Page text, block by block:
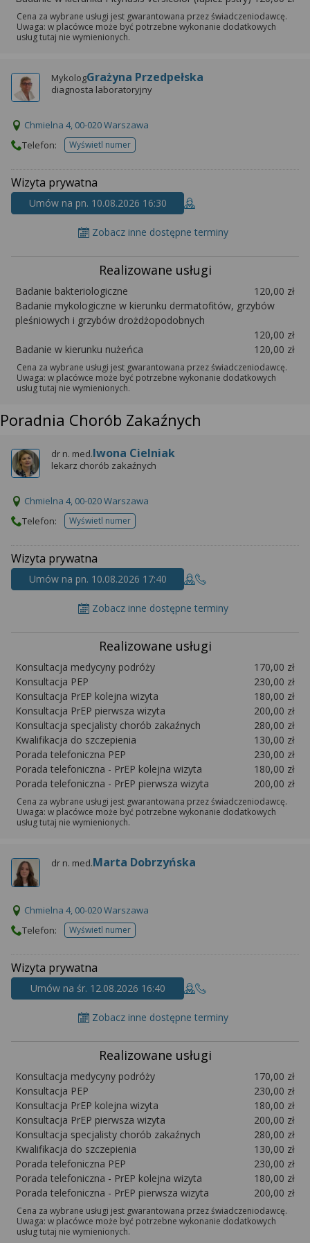
Cena za wybrane usługi jest gwarantowana przez świadczeniodawcę.
Uwaga: w placówce może być potrzebne wykonanie dodatkowych
usług tutaj nie wymienionych.
MykologGrażyna Przedpełska
diagnosta laboratoryjny
Chmielna 4, 00-020 Warszawa
Telefon:
Wyświetl numertelefonu do placowki
Wizyta prywatna
Umów na pn. 10.08.2026 16:30
Zobacz inne dostępne terminy
Realizowane usługi
Badanie bakteriologiczne
120,00 zł
Badanie mykologiczne w kierunku dermatofitów, grzybów
pleśniowych i grzybów drożdżopodobnych
120,00 zł
Badanie w kierunku nużeńca
120,00 zł
Cena za wybrane usługi jest gwarantowana przez świadczeniodawcę.
Uwaga: w placówce może być potrzebne wykonanie dodatkowych
usług tutaj nie wymienionych.
Poradnia Chorób Zakaźnych
dr n. med.Iwona Cielniak
lekarz chorób zakaźnych
Chmielna 4, 00-020 Warszawa
Telefon:
Wyświetl numertelefonu do placowki
Wizyta prywatna
Umów na pn. 10.08.2026 17:40
Zobacz inne dostępne terminy
Realizowane usługi
Konsultacja medycyny podróży
170,00 zł
Konsultacja PEP
230,00 zł
Konsultacja PrEP kolejna wizyta
180,00 zł
Konsultacja PrEP pierwsza wizyta
200,00 zł
Konsultacja specjalisty chorób zakaźnych
280,00 zł
Kwalifikacja do szczepienia
130,00 zł
Porada telefoniczna PEP
230,00 zł
Porada telefoniczna - PrEP kolejna wizyta
180,00 zł
Porada telefoniczna - PrEP pierwsza wizyta
200,00 zł
Cena za wybrane usługi jest gwarantowana przez świadczeniodawcę.
Uwaga: w placówce może być potrzebne wykonanie dodatkowych
usług tutaj nie wymienionych.
dr n. med.Marta Dobrzyńska
Chmielna 4, 00-020 Warszawa
Telefon:
Wyświetl numertelefonu do placowki
Wizyta prywatna
Umów na śr. 12.08.2026 16:40
Zobacz inne dostępne terminy
Realizowane usługi
Konsultacja medycyny podróży
170,00 zł
Konsultacja PEP
230,00 zł
Konsultacja PrEP kolejna wizyta
180,00 zł
Konsultacja PrEP pierwsza wizyta
200,00 zł
Konsultacja specjalisty chorób zakaźnych
280,00 zł
Kwalifikacja do szczepienia
130,00 zł
Porada telefoniczna PEP
230,00 zł
Porada telefoniczna - PrEP kolejna wizyta
180,00 zł
Porada telefoniczna - PrEP pierwsza wizyta
200,00 zł
Cena za wybrane usługi jest gwarantowana przez świadczeniodawcę.
Uwaga: w placówce może być potrzebne wykonanie dodatkowych
usług tutaj nie wymienionych.
możesz też wycofać zgodę na przetwarzanie Twoich
danych tylko w niektórych celach. Jeżeli chcesz
za pomocą „Ustawień zaawansowanych”.
Więcej informacji na temat wykorzystywania
narzędzi zewnętrznych w naszym serwisie
znajdziesz w Regulaminie Serwisu.